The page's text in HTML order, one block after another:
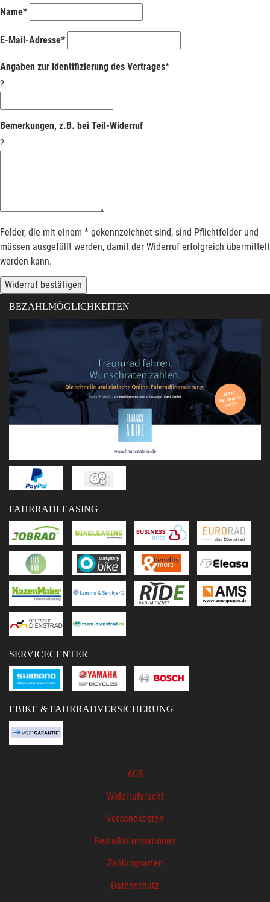
Name*
E-Mail-Adresse*
Angaben zur Identifizierung des Vertrages*
?
Bemerkungen, z.B. bei Teil-Widerruf
?
Felder, die mit einem * gekennzeichnet sind, sind Pflichtfelder und
müssen ausgefüllt werden, damit der Widerruf erfolgreich übermittelt
werden kann.
Widerruf bestätigen
BEZAHLMÖGLICHKEITEN
FAHRRADLEASING
SERVICECENTER
EBIKE & FAHRRADVERSICHERUNG
AGB
Widerrufsrecht
Versandkosten
Bestellinformationen
Zahlungsarten
Datenschutz